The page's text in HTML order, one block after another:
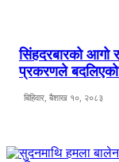
सिंहदरबारको आगो
प्रकरणले
बिहिवार, बैशाख १०, २०८३